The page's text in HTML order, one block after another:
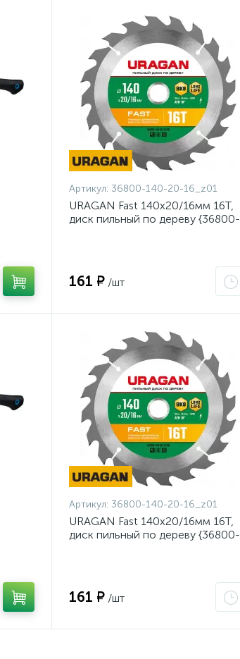
Артикул: 36800-140-20-16_z01
URAGAN Fast 140x20/16мм 16Т,
диск пильный по дереву {36800-
161 ₽ /шт
Артикул: 36800-140-20-16_z01
URAGAN Fast 140x20/16мм 16Т,
диск пильный по дереву {36800-
161 ₽ /шт